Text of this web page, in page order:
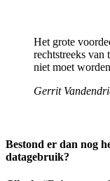
Het grote
rechtstreeks van
niet moet
Gerrit
Bestond er dan nog
datagebruik?